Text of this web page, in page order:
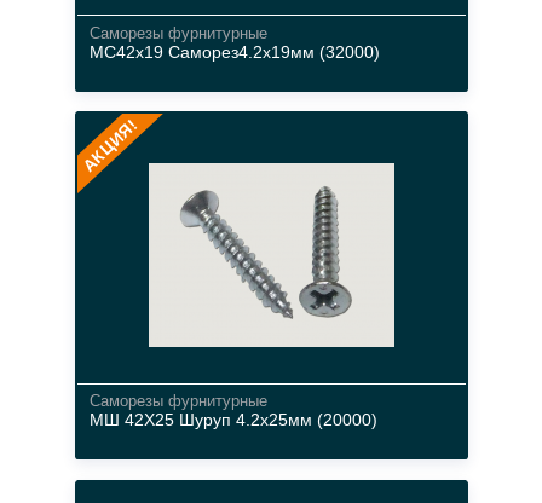
Cаморезы фурнитурные
МС42х19 Саморез4.2х19мм (32000)
металл
цвета
Cаморезы фурнитурные
МШ 42Х25 Шуруп 4.2х25мм (20000)
АКЦИЯ!